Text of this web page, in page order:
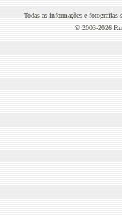
Todas as informações e fotografias
© 2003-2026